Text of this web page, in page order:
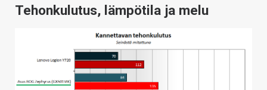
Tehonkulutus, lämpötila ja melu